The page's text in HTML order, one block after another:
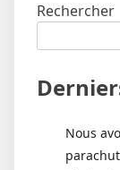
Rechercher
Nous